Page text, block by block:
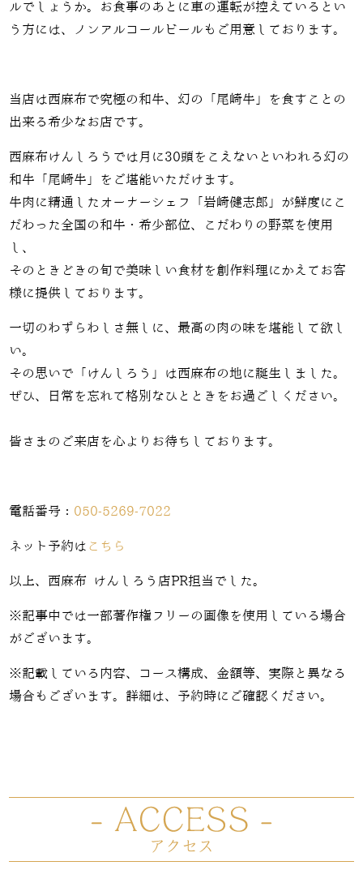
ルでしょうか。お食事のあとに車の運転が控えているとい
う方には、ノンアルコールビールもご用意しております。
当店は西麻布で究極の和牛、幻の「尾崎牛」を食すことの
出来る希少なお店です。
西麻布けんしろうでは月に30頭をこえないといわれる幻の
和牛「尾崎牛」をご堪能いただけます。
牛肉に精通したオーナーシェフ「岩崎健志郎」が鮮度にこ
だわった全国の和牛・希少部位、こだわりの野菜を使用
し、
そのときどきの旬で美味しい食材を創作料理にかえてお客
様に提供しております。
一切のわずらわしさ無しに、最高の肉の味を堪能して欲し
い。
その思いで「けんしろう」は西麻布の地に誕生しました。
ぜひ、日常を忘れて格別なひとときをお過ごしください。
皆さまのご来店を心よりお待ちしております。
電話番号： 050-5269-7022
ネット予約は こちら
以上、西麻布 けんしろう店PR担当でした。
※記事中では一部著作権フリーの画像を使用している場合
がございます。
※記載している内容、コース構成、金額等、実際と異なる
場合もございます。詳細は、予約時にご確認ください。